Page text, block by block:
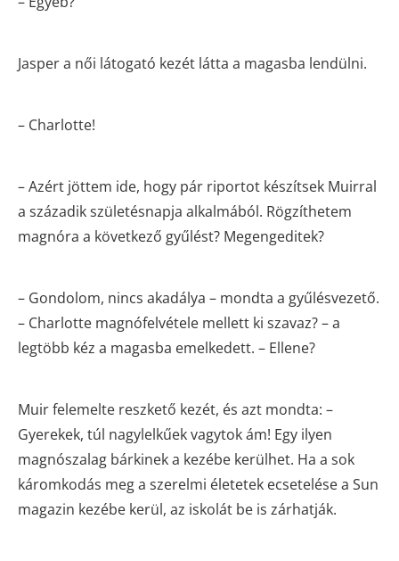
Jasper a női látogató kezét látta a magasba lendülni.
– Charlotte!
– Azért jöttem ide, hogy pár riportot készítsek Muirral
a századik születésnapja alkalmából. Rögzíthetem
magnóra a következő gyűlést? Megengeditek?
– Gondolom, nincs akadálya – mondta a gyűlésvezető.
– Charlotte magnófelvétele mellett ki szavaz? – a
legtöbb kéz a magasba emelkedett. – Ellene?
Muir felemelte reszkető kezét, és azt mondta: –
Gyerekek, túl nagylelkűek vagytok ám! Egy ilyen
magnószalag bárkinek a kezébe kerülhet. Ha a sok
káromkodás meg a szerelmi életetek ecsetelése a Sun
magazin kezébe kerül, az iskolát be is zárhatják.